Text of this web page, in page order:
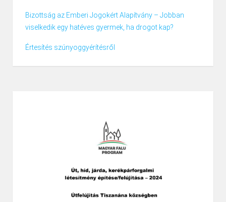
Bizottság az Emberi Jogokért Alapítvány – Jobban
viselkedik egy hatéves gyermek, ha drogot kap?
Értesítés szúnyoggyérítésről